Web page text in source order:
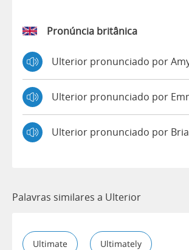
Pronúncia britânica
Ulterior pronunciado por
Ulterior pronunciado por
Ulterior pronunciado por
Palavras similares a Ulterior
Ultimate Ultimately